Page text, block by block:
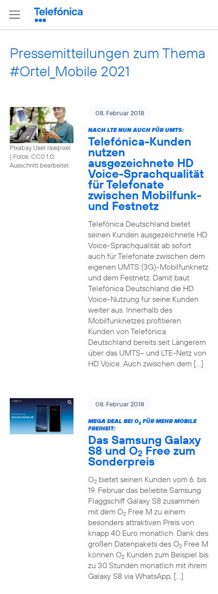
Pressemitteilungen zum Thema
#Ortel_Mobile 2021
Pixabay User rawpixel
| Fotos: CC0 1.0,
Ausschnitt bearbeitet
08. Februar 2018
NACH LTE NUN AUCH FÜR UMTS:
Telefónica-Kunden
nutzen
ausgezeichnete HD
Voice-Sprachqualität
für Telefonate
zwischen Mobilfunk-
und Festnetz
Telefónica Deutschland bietet
seinen Kunden ausgezeichnete HD
Voice-Sprachqualität ab sofort
auch für Telefonate zwischen dem
eigenen UMTS (3G)-Mobilfunknetz
und dem Festnetz. Damit baut
Telefónica Deutschland die HD
Voice-Nutzung für seine Kunden
weiter aus. Innerhalb des
Mobilfunknetzes profitieren
Kunden von Telefónica
Deutschland bereits seit Längerem
über das UMTS- und LTE-Netz von
HD Voice. Auch zwischen dem […]
08. Februar 2018
MEGA DEAL BEI O2FÜR MEHR MOBILE
FREIHEIT:
Das Samsung Galaxy
S8 und O2 Free zum
Sonderpreis
O2bietet seinen Kunden vom 6. bis
19. Februar das beliebte Samsung
Flaggschiff Galaxy S8 zusammen
mit dem O2Free M zu einem
besonders attraktiven Preis von
knapp 40 Euro monatlich. Dank des
großen Datenpakets des O2Free M
können O2Kunden zum Beispiel bis
zu 30 Stunden monatlich mit ihrem
Galaxy S8 via WhatsApp, […]